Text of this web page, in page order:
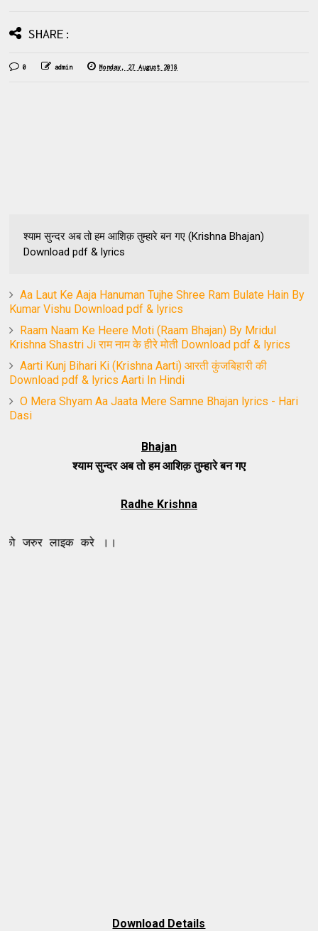
SHARE:
0 admin Monday, 27 August 2018
श्याम सुन्दर अब तो हम आशिक़ तुम्हारे बन गए (Krishna Bhajan)
Download pdf & lyrics
Aa Laut Ke Aaja Hanuman Tujhe Shree Ram Bulate Hain By
Kumar Vishu Download pdf & lyrics
Raam Naam Ke Heere Moti (Raam Bhajan) By Mridul
Krishna Shastri Ji राम नाम के हीरे मोती Download pdf & lyrics
Aarti Kunj Bihari Ki (Krishna Aarti) आरती कुंजबिहारी की
Download pdf & lyrics Aarti In Hindi
O Mera Shyam Aa Jaata Mere Samne Bhajan lyrics - Hari
Dasi
Bhajan
श्याम सुन्दर अब तो हम आशिक़ तुम्हारे बन गए
Radhe Krishna
करे ।।
Download Details